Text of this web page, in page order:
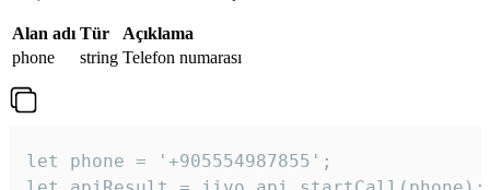
Alan adı Tür
Açıklama
phone
string Telefon numarası
let phone = '+905554987855';